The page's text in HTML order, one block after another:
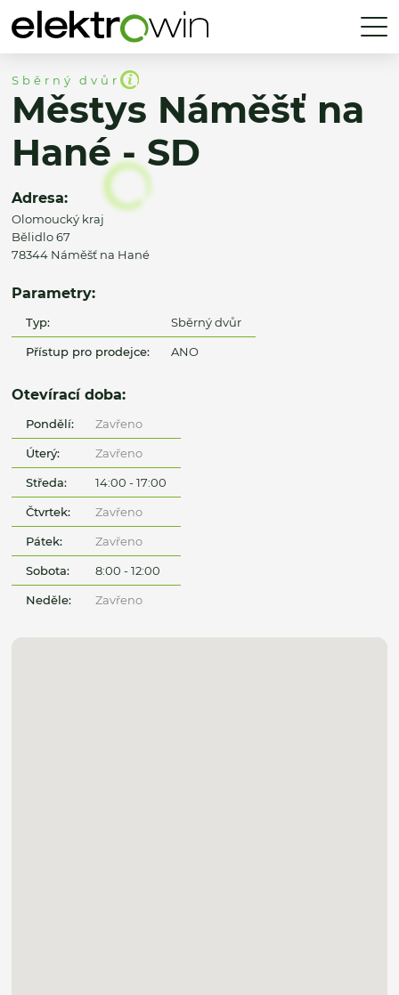
Sběrný dvůr
Městys Náměšť na
Hané - SD
Adresa:
Olomoucký kraj
Bělidlo 67
78344 Náměšť na Hané
Parametry:
Typ: Sběrný dvůr
Přístup pro prodejce: ANO
Otevírací doba:
Pondělí: Zavřeno
Úterý: Zavřeno
Středa: 14:00 - 17:00
Čtvrtek: Zavřeno
Pátek: Zavřeno
Sobota: 8:00 - 12:00
Neděle: Zavřeno